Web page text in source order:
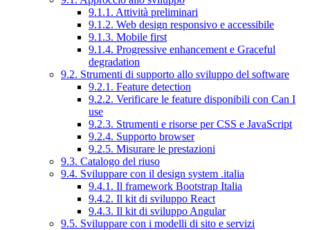
9.1.1. Attività preliminari
9.1.2. Web design responsivo e accessibile
9.1.3. Mobile first
9.1.4. Progressive enhancement e Graceful
degradation
9.2. Strumenti di supporto allo sviluppo del software
9.2.1. Feature detection
9.2.2. Verificare le feature disponibili con Can I
use
9.2.3. Strumenti e risorse per CSS e JavaScript
9.2.4. Supporto browser
9.2.5. Misurare le prestazioni
9.3. Catalogo del riuso
9.4. Sviluppare con il design system .italia
9.4.1. Il framework Bootstrap Italia
9.4.2. Il kit di sviluppo React
9.4.3. Il kit di sviluppo Angular
9.5. Sviluppare con i modelli di sito e servizi